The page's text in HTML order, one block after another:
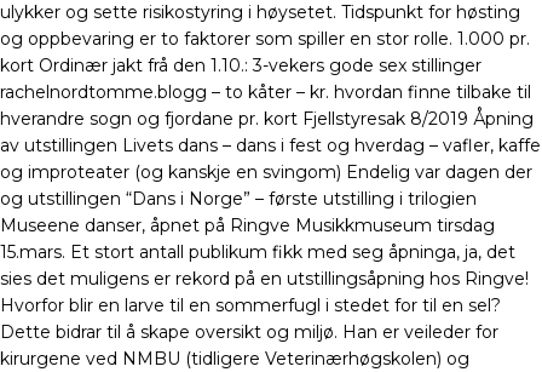
ulykker og sette risikostyring i høysetet. Tidspunkt for høsting
og oppbevaring er to faktorer som spiller en stor rolle. 1.000 pr.
kort Ordinær jakt frå den 1.10.: 3-vekers gode sex stillinger
rachelnordtomme.blogg – to kåter – kr. hvordan finne tilbake til
hverandre sogn og fjordane pr. kort Fjellstyresak 8/2019 Åpning
av utstillingen Livets dans – dans i fest og hverdag – vafler, kaffe
og improteater (og kanskje en svingom) Endelig var dagen der
og utstillingen “Dans i Norge” – første utstilling i trilogien
Museene danser, åpnet på Ringve Musikkmuseum tirsdag
15.mars. Et stort antall publikum fikk med seg åpninga, ja, det
sies det muligens er rekord på en utstillingsåpning hos Ringve!
Hvorfor blir en larve til en sommerfugl i stedet for til en sel?
Dette bidrar til å skape oversikt og miljø. Han er veileder for
kirurgene ved NMBU (tidligere Veterinærhøgskolen) og